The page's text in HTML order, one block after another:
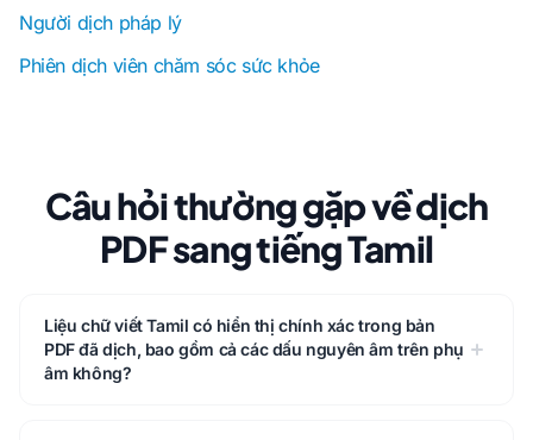
Người dịch pháp lý
Phiên dịch viên chăm sóc sức khỏe
Câu hỏi thường gặp về dịch
PDF sang tiếng Tamil
Liệu chữ viết Tamil có hiển thị chính xác trong bản
PDF đã dịch, bao gồm cả các dấu nguyên âm trên phụ
âm không?